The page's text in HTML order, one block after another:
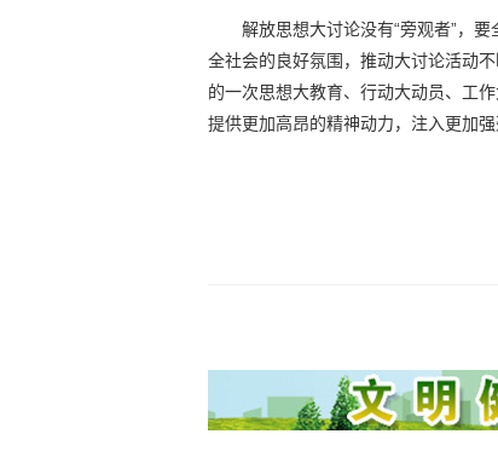
解放思想大讨论没有“旁观者”，
全社会的良好氛围，推动大讨论活动
的一次思想大教育、行动大动员、工
提供更加高昂的精神动力，注入更加强